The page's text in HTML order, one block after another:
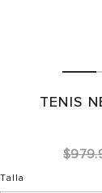
TENIS
$979.
Talla